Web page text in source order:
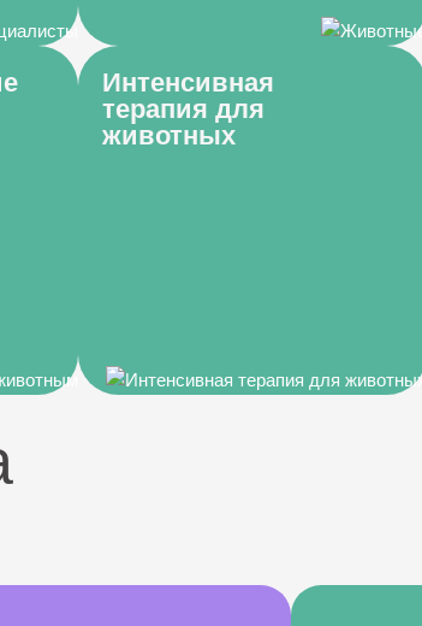
Интенсивная
терапия для
животных